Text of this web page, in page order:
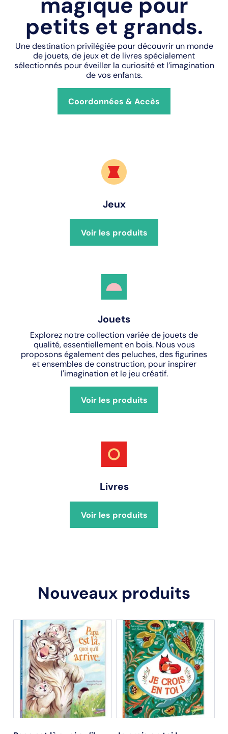
petits et grands.
Une destination privilégiée pour découvrir un monde
de jouets, de jeux et de livres spécialement
sélectionnés pour éveiller la curiosité et l’imagination
de vos enfants.
Coordonnées & Accès
Jeux
Voir les produits
Jouets
Explorez notre collection variée de jouets de
qualité, essentiellement en bois. Nous vous
proposons également des peluches, des figurines
et ensembles de construction, pour inspirer
l'imagination et le jeu créatif.
Voir les produits
Livres
Voir les produits
Nouveaux produits